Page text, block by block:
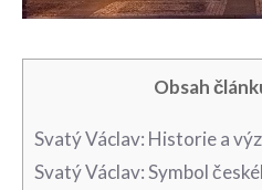
Obsah
Svatý⁢ Václav: ⁢Historie a
Svatý Václav: Symbol